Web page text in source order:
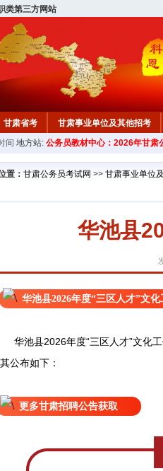
类第三方网站
甘肃省考 甘肃事业单位及其他招考
间 地方站: 公务员教材中心：2026年甘肃
置： 甘肃公务员考试网 >> 甘肃事业单位
华池县
华池县2026年度“三区人才”文
华池县2026年度“三区人才”文化工
其公布如下：
更多甘肃招聘公告获取